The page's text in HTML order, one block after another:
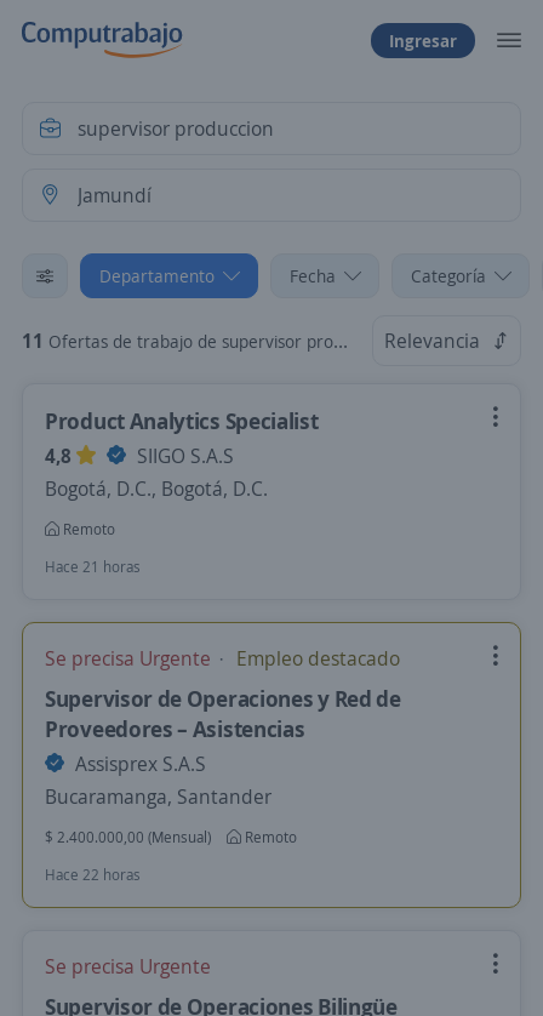
Ingresar
Departamento Fecha Categoría
11 Ofertas de trabajo de supervisor produccion en Jamundí, Valle del Cauca Relevancia
Product Analytics Specialist
4,8
SIIGO S.A.S
Bogotá, D.C., Bogotá, D.C.
Remoto
Hace 21 horas
Se precisa Urgente Empleo destacado
Supervisor de Operaciones y Red de
Proveedores – Asistencias
Assisprex S.A.S
Bucaramanga, Santander
$ 2.400.000,00 (Mensual)
Remoto
Hace 22 horas
Se precisa Urgente
Supervisor de Operaciones Bilingüe